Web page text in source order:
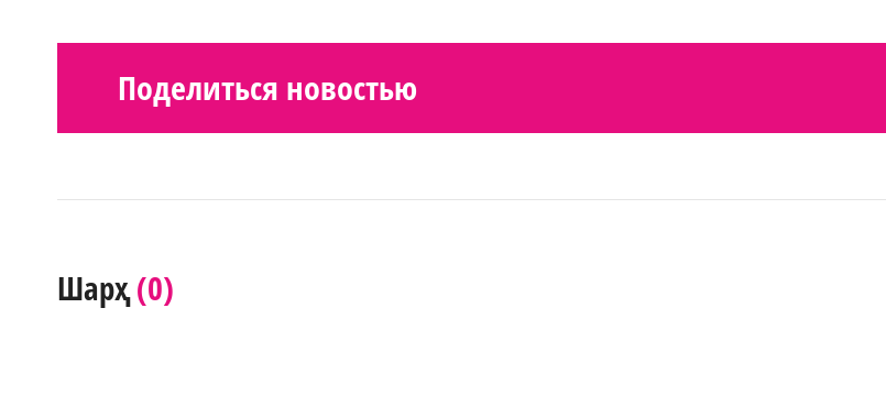
Поделиться новостью
Шарҳ(0)